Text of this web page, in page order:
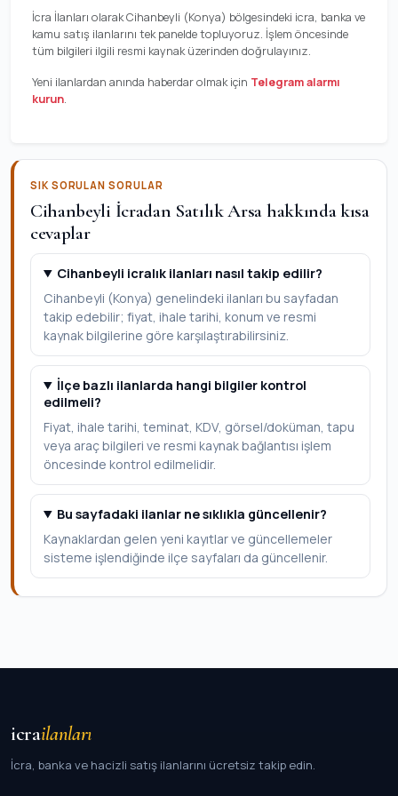
İcra İlanları olarak Cihanbeyli (Konya) bölgesindeki icra, banka ve
kamu satış ilanlarını tek panelde topluyoruz. İşlem öncesinde
tüm bilgileri ilgili resmi kaynak üzerinden doğrulayınız.
Yeni ilanlardan anında haberdar olmak için Telegram alarmı
kurun.
SIK SORULAN SORULAR
Cihanbeyli İcradan Satılık Arsa hakkında kısa
cevaplar
Cihanbeyli icralık ilanları nasıl takip edilir?
Cihanbeyli (Konya) genelindeki ilanları bu sayfadan
takip edebilir; fiyat, ihale tarihi, konum ve resmi
kaynak bilgilerine göre karşılaştırabilirsiniz.
İlçe bazlı ilanlarda hangi bilgiler kontrol
edilmeli?
Fiyat, ihale tarihi, teminat, KDV, görsel/doküman, tapu
veya araç bilgileri ve resmi kaynak bağlantısı işlem
öncesinde kontrol edilmelidir.
Bu sayfadaki ilanlar ne sıklıkla güncellenir?
Kaynaklardan gelen yeni kayıtlar ve güncellemeler
sisteme işlendiğinde ilçe sayfaları da güncellenir.
icrailanları
İcra, banka ve hacizli satış ilanlarını ücretsiz takip edin.